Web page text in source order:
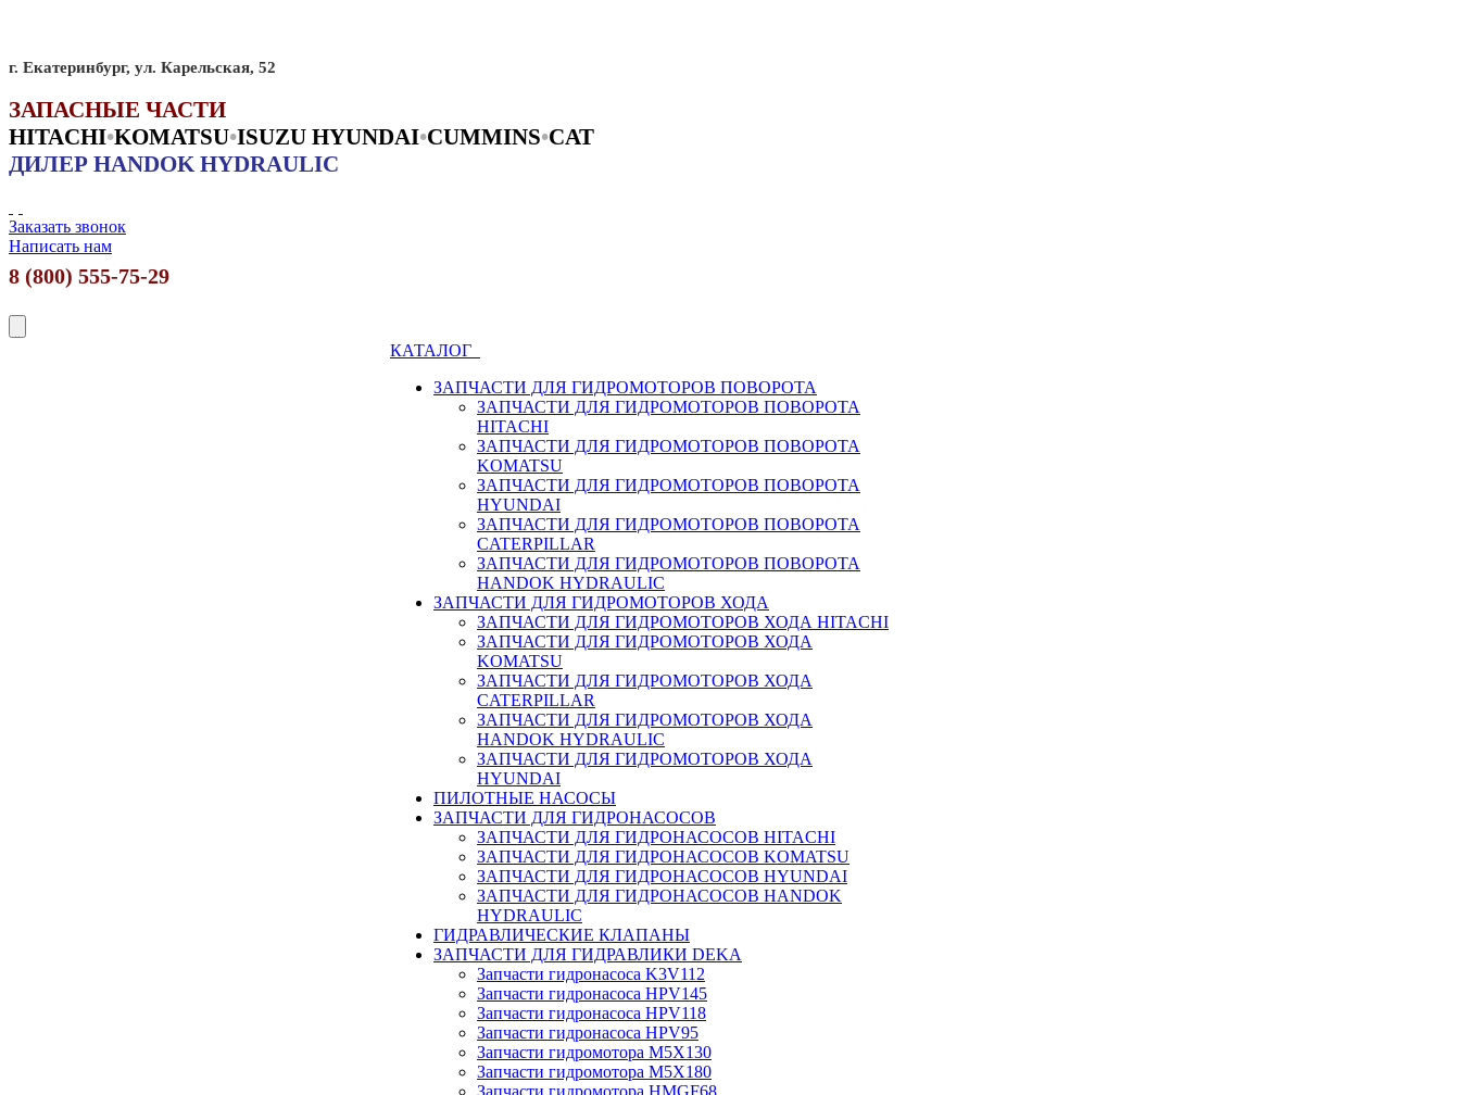
г. Екатеринбург, ул. Карельская, 52
ЗАПАСНЫЕ ЧАСТИ
HITACHI•KOMATSU•ISUZU HYUNDAI•CUMMINS•CAT
ДИЛЕР HANDOK HYDRAULIC
Заказать звонок
Написать нам
8 (800) 555-75-29
КАТАЛОГ
ЗАПЧАСТИ ДЛЯ ГИДРОМОТОРОВ ПОВОРОТА
ЗАПЧАСТИ ДЛЯ ГИДРОМОТОРОВ ПОВОРОТА
HITACHI
ЗАПЧАСТИ ДЛЯ ГИДРОМОТОРОВ ПОВОРОТА
KOMATSU
ЗАПЧАСТИ ДЛЯ ГИДРОМОТОРОВ ПОВОРОТА
HYUNDAI
ЗАПЧАСТИ ДЛЯ ГИДРОМОТОРОВ ПОВОРОТА
CATERPILLAR
ЗАПЧАСТИ ДЛЯ ГИДРОМОТОРОВ ПОВОРОТА
HANDOK HYDRAULIC
ЗАПЧАСТИ ДЛЯ ГИДРОМОТОРОВ ХОДА
ЗАПЧАСТИ ДЛЯ ГИДРОМОТОРОВ ХОДА HITACHI
ЗАПЧАСТИ ДЛЯ ГИДРОМОТОРОВ ХОДА
KOMATSU
ЗАПЧАСТИ ДЛЯ ГИДРОМОТОРОВ ХОДА
CATERPILLAR
ЗАПЧАСТИ ДЛЯ ГИДРОМОТОРОВ ХОДА
HANDOK HYDRAULIC
ЗАПЧАСТИ ДЛЯ ГИДРОМОТОРОВ ХОДА
HYUNDAI
ПИЛОТНЫЕ НАСОСЫ
ЗАПЧАСТИ ДЛЯ ГИДРОНАСОСОВ
ЗАПЧАСТИ ДЛЯ ГИДРОНАСОСОВ HITACHI
ЗАПЧАСТИ ДЛЯ ГИДРОНАСОСОВ KOMATSU
ЗАПЧАСТИ ДЛЯ ГИДРОНАСОСОВ HYUNDAI
ЗАПЧАСТИ ДЛЯ ГИДРОНАСОСОВ HANDOK
HYDRAULIC
ГИДРАВЛИЧЕСКИЕ КЛАПАНЫ
ЗАПЧАСТИ ДЛЯ ГИДРАВЛИКИ DEKA
Запчасти гидронасоса K3V112
Запчасти гидронасоса HPV145
Запчасти гидронасоса HPV118
Запчасти гидронасоса HPV95
Запчасти гидромотора M5X130
Запчасти гидромотора M5X180
Запчасти гидромотора HMGF68